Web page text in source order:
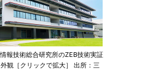
報技術総合研究所のZEB技術実証
観［クリックで拡大］ 出所：三